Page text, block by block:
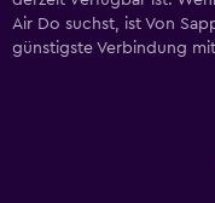
Air Do suchst, ist Von
günstigste Verbindung